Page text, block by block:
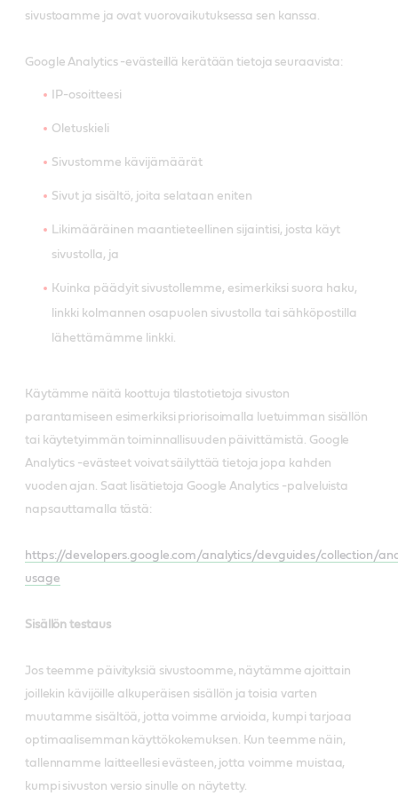
sivustoamme ja ovat vuorovaikutuksessa sen kanssa.
Google Analytics -evästeillä kerätään tietoja seuraavista:
IP-osoitteesi
Oletuskieli
Sivustomme kävijämäärät
Sivut ja sisältö, joita selataan eniten
Likimääräinen maantieteellinen sijaintisi, josta käyt
sivustolla, ja
Kuinka päädyit sivustollemme, esimerkiksi suora haku,
linkki kolmannen osapuolen sivustolla tai sähköpostilla
lähettämämme linkki.
Käytämme näitä koottuja tilastotietoja sivuston
parantamiseen esimerkiksi priorisoimalla luetuimman sisällön
tai käytetyimmän toiminnallisuuden päivittämistä. Google
Analytics -evästeet voivat säilyttää tietoja jopa kahden
vuoden ajan. Saat lisätietoja Google Analytics -palveluista
napsauttamalla tästä:
https://developers.google.com/analytics/devguides/collection/
usage
Sisällön testaus
Jos teemme päivityksiä sivustoomme, näytämme ajoittain
joillekin kävijöille alkuperäisen sisällön ja toisia varten
muutamme sisältöä, jotta voimme arvioida, kumpi tarjoaa
optimaalisemman käyttökokemuksen. Kun teemme näin,
tallennamme laitteellesi evästeen, jotta voimme muistaa,
kumpi sivuston versio sinulle on näytetty.